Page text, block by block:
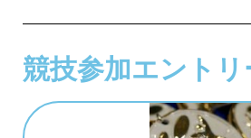
競技参加エントリ